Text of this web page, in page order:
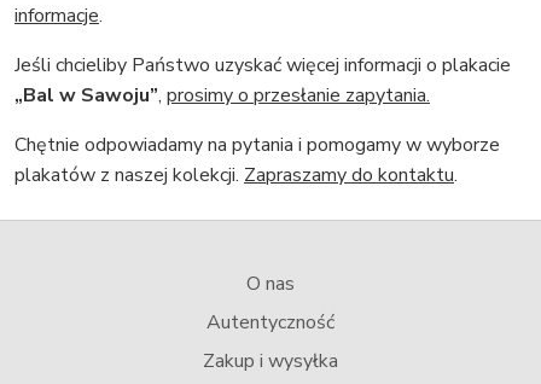
informacje.
Jeśli chcieliby Państwo uzyskać więcej informacji o plakacie
„Bal w Sawoju”, prosimy o przesłanie zapytania.
Chętnie odpowiadamy na pytania i pomogamy w wyborze
plakatów z naszej kolekcji. Zapraszamy do kontaktu.
O nas
Autentyczność
Zakup i wysyłka